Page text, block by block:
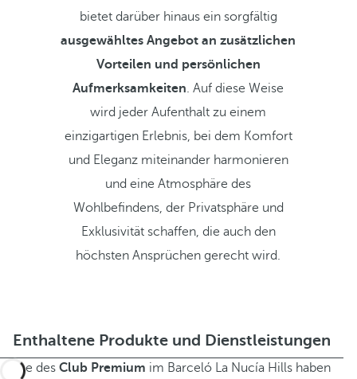
bietet darüber hinaus ein sorgfältig
ausgewähltes Angebot an zusätzlichen
Vorteilen und persönlichen
Aufmerksamkeiten. Auf diese Weise
wird jeder Aufenthalt zu einem
einzigartigen Erlebnis, bei dem Komfort
und Eleganz miteinander harmonieren
und eine Atmosphäre des
Wohlbefindens, der Privatsphäre und
Exklusivität schaffen, die auch den
höchsten Ansprüchen gerecht wird.
Enthaltene Produkte und Dienstleistungen
Gäste des Club Premium im Barceló La Nucía Hills haben